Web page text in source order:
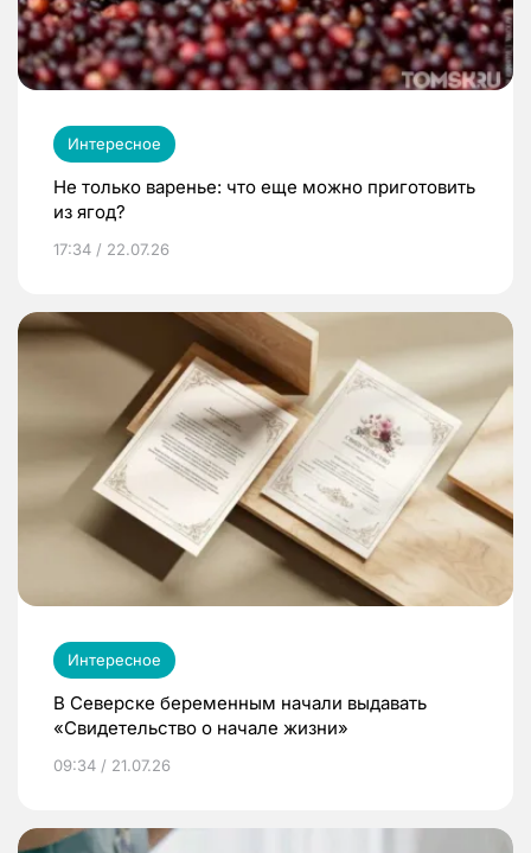
Интересное
Не только варенье: что еще можно приготовить
из ягод?
17:34 / 22.07.26
Интересное
В Северске беременным начали выдавать
«Свидетельство о начале жизни»
09:34 / 21.07.26